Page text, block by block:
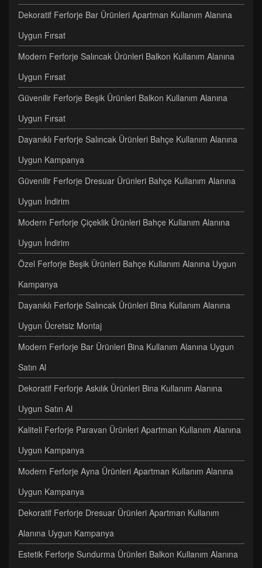
Dekoratif Ferforje Bar Ürünleri Apartman Kullanım Alanına
Uygun Fırsat
Modern Ferforje Salıncak Ürünleri Balkon Kullanım Alanına
Uygun Fırsat
Güvenilir Ferforje Beşik Ürünleri Balkon Kullanım Alanına
Uygun Fırsat
Dayanıklı Ferforje Salıncak Ürünleri Bahçe Kullanım Alanına
Uygun Kampanya
Güvenilir Ferforje Dresuar Ürünleri Bahçe Kullanım Alanına
Uygun İndirim
Modern Ferforje Çiçeklik Ürünleri Bahçe Kullanım Alanına
Uygun İndirim
Özel Ferforje Beşik Ürünleri Bahçe Kullanım Alanına Uygun
Kampanya
Dayanıklı Ferforje Salıncak Ürünleri Bina Kullanım Alanına
Uygun Ücretsiz Montaj
Modern Ferforje Bar Ürünleri Bina Kullanım Alanına Uygun
Satın Al
Dekoratif Ferforje Askılık Ürünleri Bina Kullanım Alanına
Uygun Satın Al
Kaliteli Ferforje Paravan Ürünleri Apartman Kullanım Alanına
Uygun Kampanya
Modern Ferforje Ayna Ürünleri Apartman Kullanım Alanına
Uygun Kampanya
Dekoratif Ferforje Dresuar Ürünleri Apartman Kullanım
Alanına Uygun Kampanya
Estetik Ferforje Sundurma Ürünleri Balkon Kullanım Alanına